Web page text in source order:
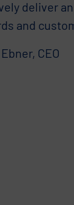
deliver
and
CEO